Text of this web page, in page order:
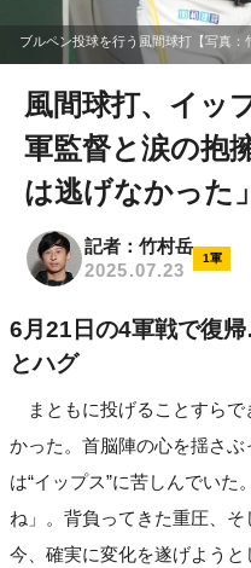
ブルペン投球を行う風間球打【写真：
風間球打、イ
軍監督と涙の抱
は逃げなかった」
記者：竹村岳
2025.07.23
1軍
6月21日の4軍戦で復
とハグ
まともに投げることすらで
かった。首脳陣の心を揺さぶ
は“イップス”に苦しんでい
ね」。背負ってきた重圧、
今、確実に変化を遂げようと